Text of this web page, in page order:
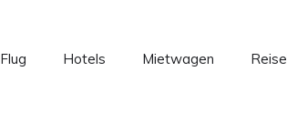
Flug Hotels Mietwagen